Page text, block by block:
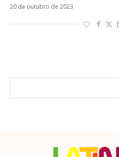
20 de outubro de 2023